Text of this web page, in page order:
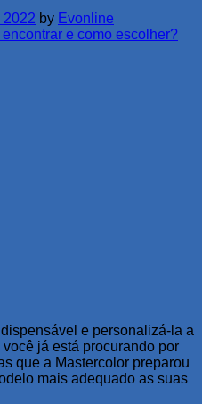
2022 by Evonline
e personalizá-la a
já está procurando por
que a Mastercolor preparou
mais adequado as suas